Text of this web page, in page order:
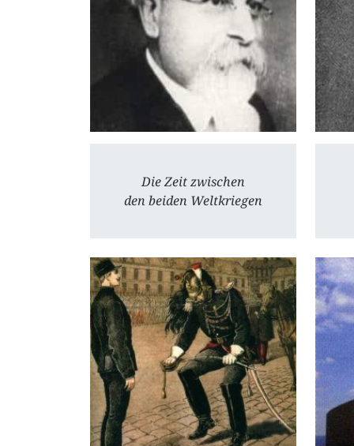
Die Zeit zwischen
den beiden Weltkriegen